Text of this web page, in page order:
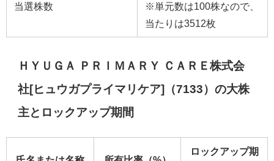
当選株数
※単元数は100株なので、
当たりは3512枚
ＨＹＵＧＡ ＰＲＩＭＡＲＹ ＣＡＲＥ株式会
社[ヒュウガプライマリケア]（7133）の大株
主とロックアップ期間
ロックアップ期